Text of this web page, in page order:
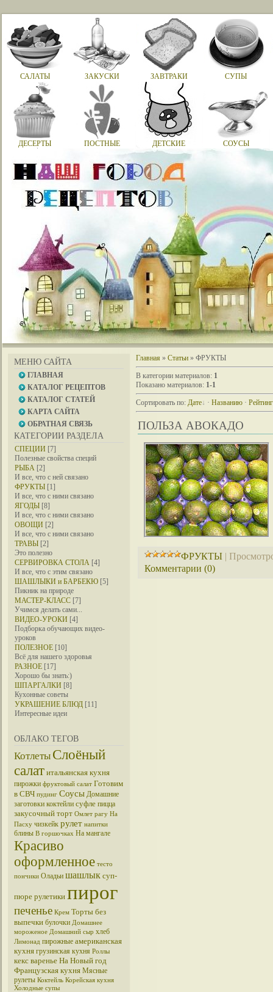
САЛАТЫ ЗАКУСКИ ЗАВТРАКИ СУПЫ
ДЕСЕРТЫ ПОСТНЫЕ ДЕТСКИЕ СОУСЫ
МЕНЮ САЙТА
ГЛАВНАЯ
КАТАЛОГ РЕЦЕПТОВ
КАТАЛОГ СТАТЕЙ
КАРТА САЙТА
ОБРАТНАЯ СВЯЗЬ
КАТЕГОРИИ РАЗДЕЛА
СПЕЦИИ [7]
Полезные свойства специй
РЫБА [2]
И все, что с ней связано
ФРУКТЫ [1]
И все, что с ними связано
ЯГОДЫ [8]
И все, что с ними связано
ОВОЩИ [2]
И все, что с ними связано
ТРАВЫ [2]
Это полезно
СЕРВИРОВКА СТОЛА [4]
И все, что с этим связано
ШАШЛЫКИ и БАРБЕКЮ [5]
Пикник на природе
МАСТЕР-КЛАСС [7]
Учимся делать сами...
ВИДЕО-УРОКИ [4]
Подборка обучающих видео-
уроков
ПОЛЕЗНОЕ [10]
Всё для нашего здоровья
РАЗНОЕ [17]
Хорошо бы знать:)
ШПАРГАЛКИ [8]
Кухонные советы
УКРАШЕНИЕ БЛЮД [11]
Интересные идеи
ОБЛАКО ТЕГОВ
Котлеты Слоёный
салат итальянская кухня
пирожки фруктовый салат Готовим
в СВЧ пудинг Соусы Домашние
заготовки коктейли суфле пицца
закусочный торт Омлет рагу На
Пасху чизкейк рулет напитки
блины В горшочках На мангале
Красиво
оформленное тесто
пончики Оладьи шашлык суп-
пюре рулетики пирог
печенье Крем Торты без
выпечки булочки Домашнее
мороженое Домашний сыр хлеб
Лимонад пирожные американская
кухня грузинская кухня Роллы
кекс варенье На Новый год
Французская кухня Мясные
рулеты Коктейль Корейская кухня
Холодные супы
Главная » Статьи » ФРУКТЫ
В категории материалов: 1
Показано материалов: 1-1
Сортировать по: Дате · Названию ·
ПОЛЬЗА АВОКАДО
ФРУКТЫ |
Комментарии (0)